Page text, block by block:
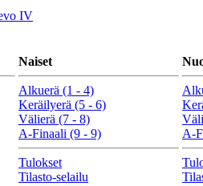
IV
Naiset
Alkuerä (1 - 4)
Keräilyerä (5 - 6)
Välierä (7 - 8)
A-Finaali (9 - 9)
Tulokset
Tilasto-selailu
A-